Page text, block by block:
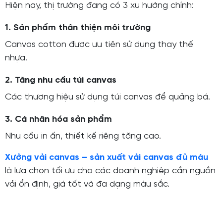
Hiện nay, thị trường đang có 3 xu hướng chính:
1. Sản phẩm thân thiện môi trường
Canvas cotton được ưu tiên sử dụng thay thế
nhựa.
2. Tăng nhu cầu túi canvas
Các thương hiệu sử dụng túi canvas để quảng bá.
3. Cá nhân hóa sản phẩm
Nhu cầu in ấn, thiết kế riêng tăng cao.
Xưởng vải canvas – sản xuất vải canvas đủ màu
là lựa chọn tối ưu cho các doanh nghiệp cần nguồn
vải ổn định, giá tốt và đa dạng màu sắc.